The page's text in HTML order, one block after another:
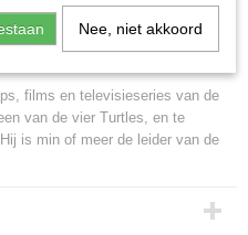
films en televisieseries van de
van de vier Turtles, en te
is min of meer de leider van de
Nee, niet akkoord